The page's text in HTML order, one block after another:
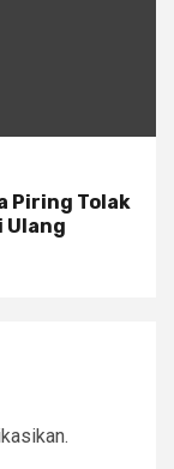
Piring Tolak
Ulang